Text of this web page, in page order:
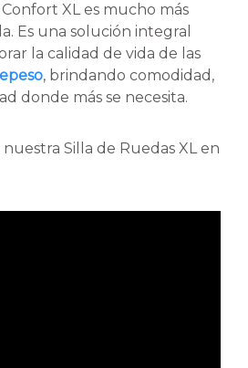
Confort XL es mucho más
Es una solución integral
la calidad de vida de las
, brindando comodidad,
donde más se necesita.
Silla de Ruedas XL en